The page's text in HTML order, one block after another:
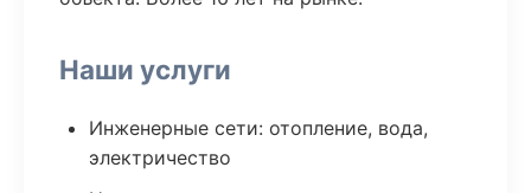
Наши услуги
Инженерные сети: отопление, вода,
электричество